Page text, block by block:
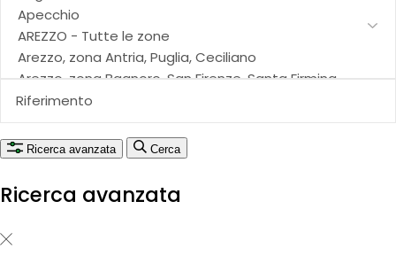
Ricerca avanzata Cerca
Ricerca avanzata